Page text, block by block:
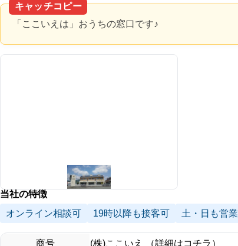
キャッチコピー
「ここいえは」おうちの窓口です♪
当社の特徴
オンライン相談可
19時以降も接客可 土・日も営業
商号 (株)ここいえ （詳細はコチラ）